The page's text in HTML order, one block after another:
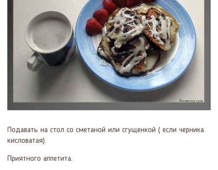
Подавать на стол со сметаной или сгущенкой ( если черника
кисловатая).
Приятного аппетита.